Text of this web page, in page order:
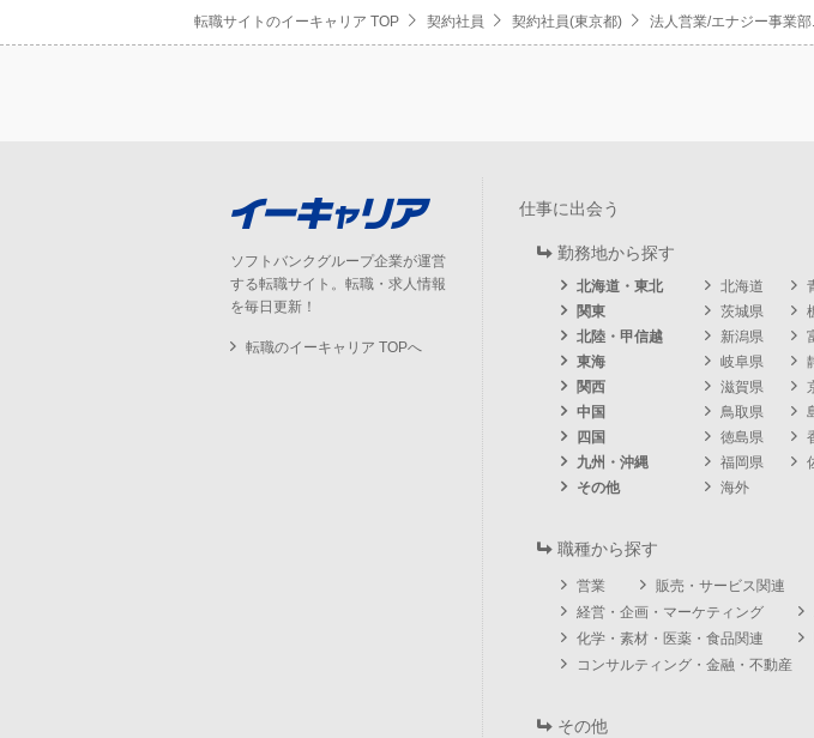
転職サイトのイーキャリア TOP 契約社員 契約社員(東京都) 法人営業/エナジー事業
ソフトバンクグループ企業が運営
する転職サイト。転職・求人情報
を毎日更新！
転職のイーキャリア TOPへ
仕事に出会う
勤務地から探す
北海道・東北 北海道
関東
茨城県
北陸・甲信越
新潟県
東海
岐阜県
関西
滋賀県
中国
鳥取県
四国
徳島県
九州・沖縄
福岡県
その他
海外
職種から探す
営業 販売・サービス関連
経営・企画・マーケティング
化学・素材・医薬・食品関連
コンサルティング・金融・不動産
その他